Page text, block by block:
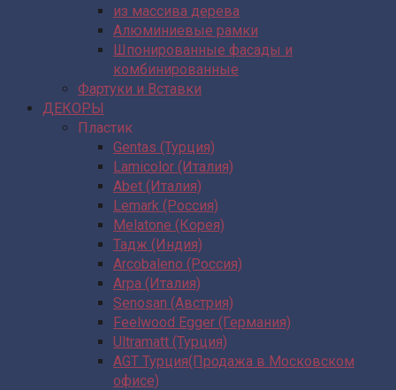
из массива дерева
Алюминиевые рамки
Шпонированные фасады и
комбинированные
Фартуки и Вставки
ДЕКОРЫ
Пластик
Gentas (Турция)
Lamicolor (Италия)
Abet (Италия)
Lemark (Россия)
Melatone (Корея)
Тадж (Индия)
Arcobaleno (Россия)
Arpa (Италия)
Senosan (Австрия)
Feelwood Egger (Германия)
Ultramatt (Турция)
AGT Турция(Продажа в Московском
офисе)